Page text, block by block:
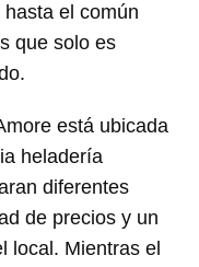
el común
que solo es
está ubicada
heladería
diferentes
de precios y un
local. Mientras el